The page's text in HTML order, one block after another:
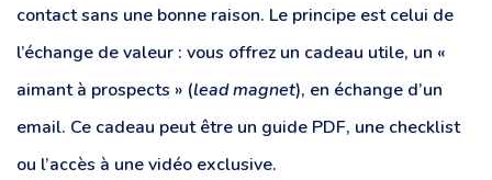
contact sans une bonne raison. Le principe est celui de
l’échange de valeur : vous offrez un cadeau utile, un «
aimant à prospects » (lead magnet), en échange d’un
email. Ce cadeau peut être un guide PDF, une checklist
ou l’accès à une vidéo exclusive.